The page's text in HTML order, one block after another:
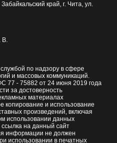
край, г. Чита, ул.
В.
по надзору в сфере
и массовых коммуникаций.
77 - 75882 от 24 июня 2019 года
за достоверность
материалах
копирование и использование
произведений, включая
использовании данных
на данный сайт
информации не должен
использовании в печатных